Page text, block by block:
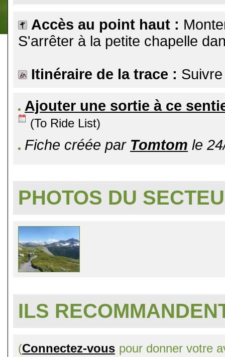
Accès au point haut :
S'arrêter à la petite chapelle
Itinéraire de la trace :
Ajouter une sortie à ce
(To Ride List)
Fiche créée par Tomtom le
PHOTOS DU
ILS
(Connectez-vous pour donner votre